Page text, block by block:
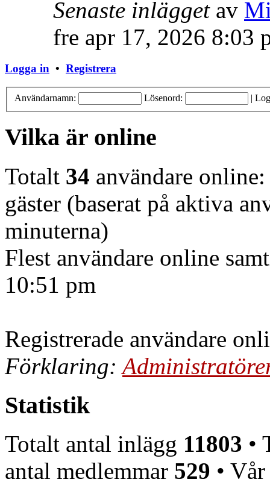
Senaste inläggetav
fre apr 17, 2026 8:03
Logga in • Registrera
Användarnamn: Lösenord: |
Vilka är online
Totalt 34 användare
gäster (baserat på aktiva
minuterna)
Flest användare online
10:51 pm
Registrerade användare
Förklaring:
Statistik
Totalt antal inlägg 11803 •
antal medlemmar 529 •